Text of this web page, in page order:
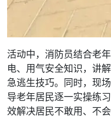
活动中，消防员结合老
电、用气安全知识，讲
急逃生技巧。同时，现
导老年居民逐一实操练
效解决居民不敢用、不